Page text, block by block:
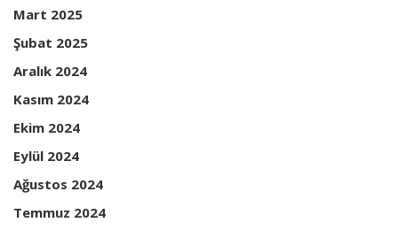
Mart 2025
Şubat 2025
Aralık 2024
Kasım 2024
Ekim 2024
Eylül 2024
Ağustos 2024
Temmuz 2024